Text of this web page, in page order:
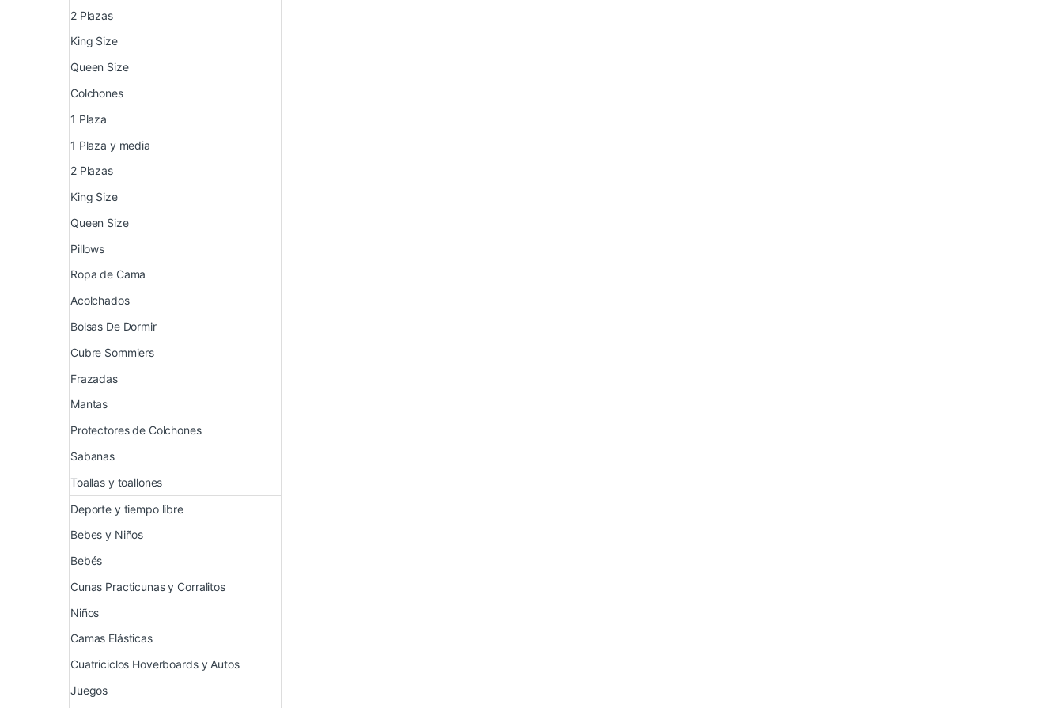
2 Plazas
King Size
Queen Size
Colchones
1 Plaza
1 Plaza y media
2 Plazas
King Size
Queen Size
Pillows
Ropa de Cama
Acolchados
Bolsas De Dormir
Cubre Sommiers
Frazadas
Mantas
Protectores de Colchones
Sabanas
Toallas y toallones
Deporte y tiempo libre
Bebes y Niños
Bebés
Cunas Practicunas y Corralitos
Niños
Camas Elásticas
Cuatriciclos Hoverboards y Autos
Juegos